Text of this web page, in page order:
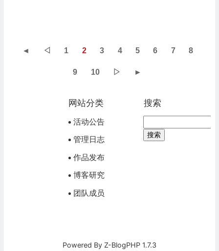
◄ ◁ 1 2 3 4 5 6 7 8
9 10 ▷ ►
网站分类
活动公告
管理日志
作品发布
博客研究
团队成员
搜索
Powered By Z-BlogPHP 1.7.3